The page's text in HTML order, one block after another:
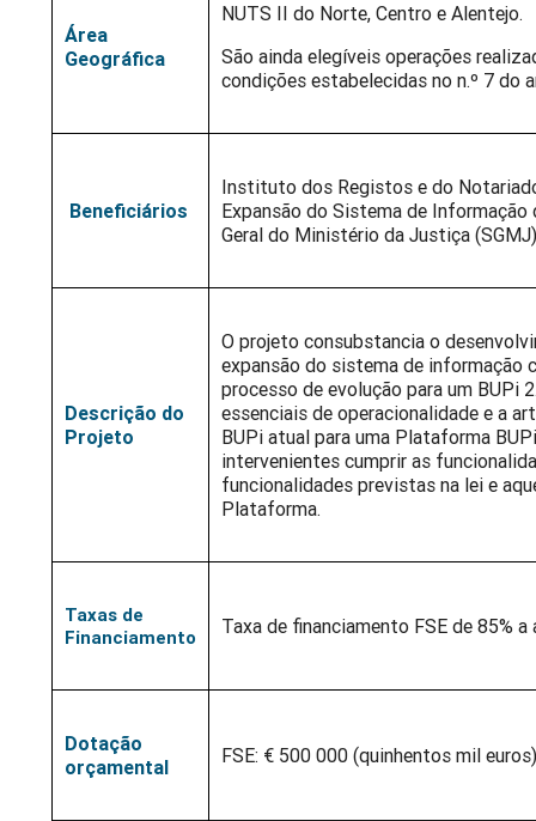
Área
Geográfica
NUTS II do Norte, Centro e Alentejo.
São ainda elegíveis operações
condições estabelecidas no n.º 7 do
Beneficiários
Instituto dos Registos e do
Expansão do Sistema de
Geral do Ministério da Justiça
Descrição do
Projeto
O projeto consubstancia o
expansão do sistema de informação
processo de evolução para um BUPi
essenciais de operacionalidade e a
BUPi atual para uma Plataforma
intervenientes cumprir as
funcionalidades previstas na lei e
Plataforma.
Taxas de
Financiamento
Taxa de financiamento FSE de 85%
Dotação
orçamental
FSE: € 500 000 (quinhentos mil